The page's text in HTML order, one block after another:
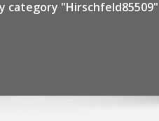
category "Hirschfeld85509"